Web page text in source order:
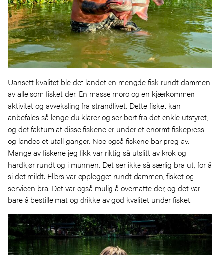
Uansett kvalitet ble det landet en mengde fisk rundt dammen
av alle som fisket der. En masse moro og en kjærkommen
aktivitet og avveksling fra strandlivet. Dette fisket kan
anbefales så lenge du klarer og ser bort fra det enkle utstyret,
og det faktum at disse fiskene er under et enormt fiskepress
og landes et utall ganger. Noe også fiskene bar preg av.
Mange av fiskene jeg fikk var riktig så utslitt av krok og
hardkjør rundt og i munnen. Det ser ikke så særlig bra ut, for å
si det mildt. Ellers var opplegget rundt dammen, fisket og
servicen bra. Det var også mulig å overnatte der, og det var
bare å bestille mat og drikke av god kvalitet under fisket.